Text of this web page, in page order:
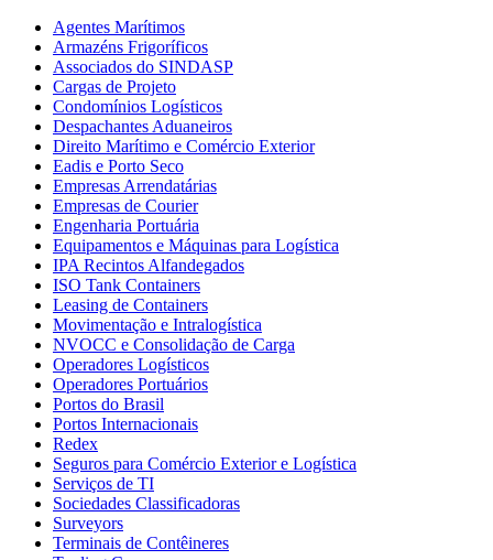
Agentes Marítimos
Armazéns Frigoríficos
Associados do SINDASP
Cargas de Projeto
Condomínios Logísticos
Despachantes Aduaneiros
Direito Marítimo e Comércio Exterior
Eadis e Porto Seco
Empresas Arrendatárias
Empresas de Courier
Engenharia Portuária
Equipamentos e Máquinas para Logística
IPA Recintos Alfandegados
ISO Tank Containers
Leasing de Containers
Movimentação e Intralogística
NVOCC e Consolidação de Carga
Operadores Logísticos
Operadores Portuários
Portos do Brasil
Portos Internacionais
Redex
Seguros para Comércio Exterior e Logística
Serviços de TI
Sociedades Classificadoras
Surveyors
Terminais de Contêineres